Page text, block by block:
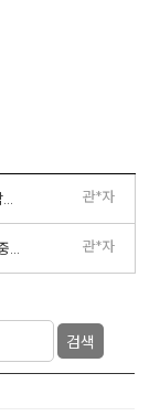
[경상매일신문] 희망을 파는 사람들, 대봉1동서 제29회 연탄 나눔 행사 관*자
[대구신문] 희망을 파는 사람들, 중구서 연탄 나눔 관*자
검색